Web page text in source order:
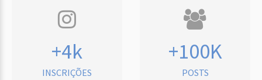
+4k
INSCRIÇÕES
+100K
POSTS